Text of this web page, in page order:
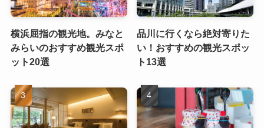
横浜屈指の観光地。みなと
みらいのおすすめ観光スポ
ット20選
品川に行くなら絶対寄りた
い！おすすめの観光スポッ
ト13選